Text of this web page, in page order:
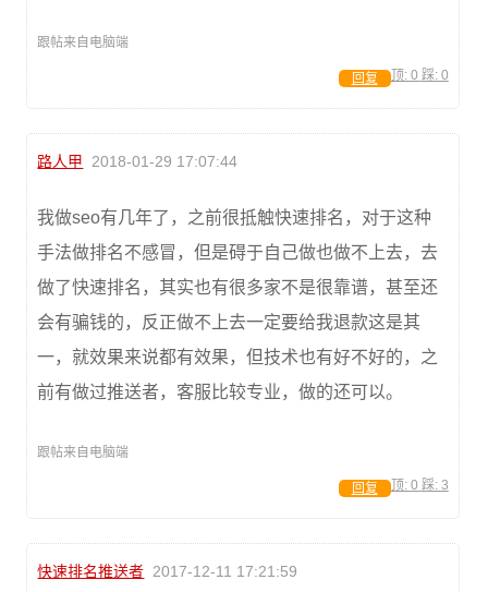
跟帖来自电脑端
顶: 0 踩: 0
回复
路人甲 2018-01-29 17:07:44
我做seo有几年了，之前很抵触快速排名，对于这种
手法做排名不感冒，但是碍于自己做也做不上去，去
做了快速排名，其实也有很多家不是很靠谱，甚至还
会有骗钱的，反正做不上去一定要给我退款这是其
一，就效果来说都有效果，但技术也有好不好的，之
前有做过推送者，客服比较专业，做的还可以。
跟帖来自电脑端
顶: 0 踩: 3
回复
快速排名推送者 2017-12-11 17:21:59